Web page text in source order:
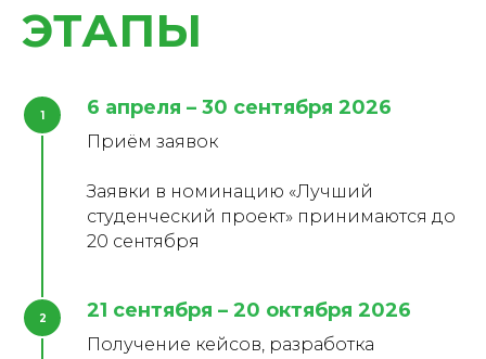
ЭТАПЫ
6 апреля – 30 сентября 2026
Приём заявок
Заявки в номинацию «Лучший
студенческий проект» принимаются до
20 сентября
21 сентября – 20 октября 2026
Получение кейсов, разработка